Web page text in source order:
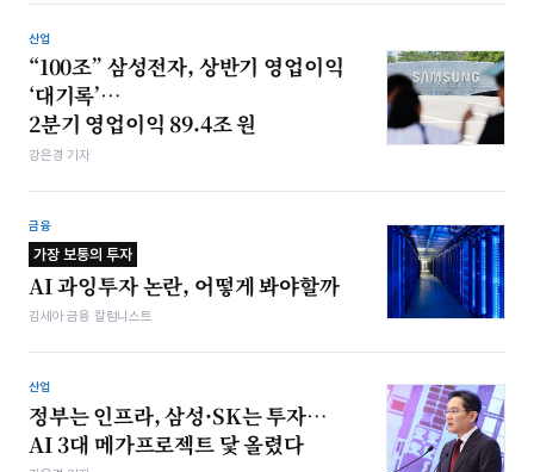
산업
“100조” 삼성전자, 상반기 영업이익
‘대기록’…
2분기 영업이익 89.4조 원
강은경 기자
금융
가장 보통의 투자
AI 과잉투자 논란, 어떻게 봐야할까
김세아 금융 칼럼니스트
산업
정부는 인프라, 삼성·SK는 투자…
AI 3대 메가프로젝트 닻 올렸다